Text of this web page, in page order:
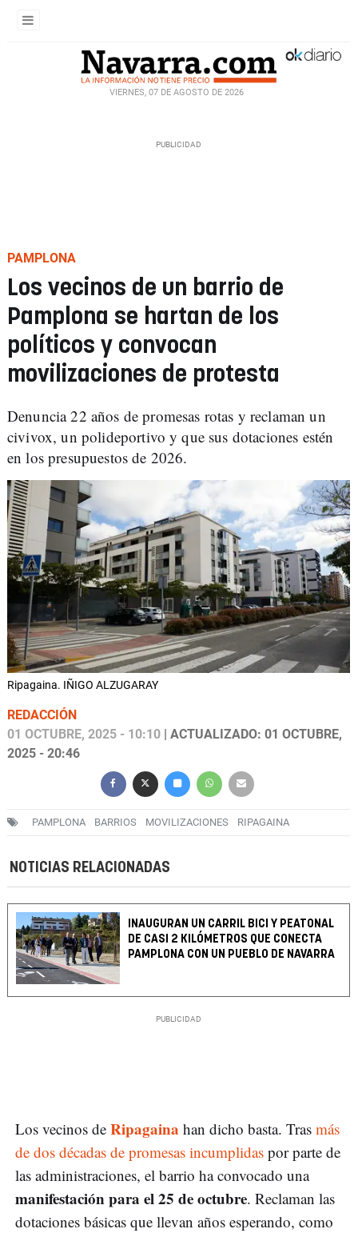
VIERNES, 07 DE AGOSTO DE 2026
PAMPLONA
Los vecinos de un barrio de
Pamplona se hartan de los
políticos y convocan
movilizaciones de protesta
Denuncia 22 años de promesas rotas y reclaman un
civivox, un polideportivo y que sus dotaciones estén
en los presupuestos de 2026.
Ripagaina. IÑIGO ALZUGARAY
REDACCIÓN
01 OCTUBRE, 2025 - 10:10 | ACTUALIZADO: 01 OCTUBRE,
2025 - 20:46
PAMPLONA BARRIOS MOVILIZACIONES RIPAGAINA
NOTICIAS RELACIONADAS
INAUGURAN UN CARRIL BICI Y PEATONAL
DE CASI 2 KILÓMETROS QUE CONECTA
PAMPLONA CON UN PUEBLO DE NAVARRA
Los vecinos de Ripagaina han dicho basta. Tras más
de dos décadas de promesas incumplidas por parte de
las administraciones, el barrio ha convocado una
manifestación para el 25 de octubre. Reclaman las
dotaciones básicas que llevan años esperando, como